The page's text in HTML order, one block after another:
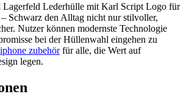
Lagerfeld Lederhülle mit Karl Script Logo für
Schwarz den Alltag nicht nur stilvoller,
Nutzer können modernste Technologie
bei der Hüllenwahl eingehen zu
iphone zubehörfür alle, die Wert auf
legen.